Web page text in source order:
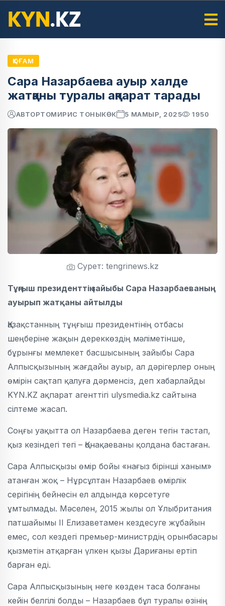
ҚОҒАМ
Сара Назарбаева ауыр халде
жатқаны туралы ақпарат тарады
АВТОРТОМИРИС ТОНЫКӨК 5 МАМЫР, 2025 1950
Сурет: tengrinews.kz
Тұңғыш президенттің зайыбы Сара Назарбаеваның
ауырып жатқаны айтылды
Қазақстанның тұңғыш президентінің отбасы
шеңберіне жақын дереккөздің мәліметінше,
бұрынғы мемлекет басшысының зайыбы Сара
Алпысқызының жағдайы ауыр, ал дәрігерлер оның
өмірін сақтап қалуға дәрменсіз, деп хабарлайды
KYN.KZ ақпарат агенттігі ulysmedia.kz сайтына
сілтеме жасап.
Соңғы уақытта ол Назарбаева деген тегін тастап,
қыз кезіндегі тегі – Қонақаеваны қолдана бастаған.
Сара Алпысқызы өмір бойы «нағыз бірінші ханым»
атанған жоқ – Нұрсұлтан Назарбаев өмірлік
серігінің бейнесін ел алдында көрсетуге
ұмтылмады. Мәселен, 2015 жылы ол Ұлыбритания
патшайымы ІІ Елизаветамен кездесуге жұбайын
емес, сол кездегі премьер-министрдің орынбасары
қызметін атқарған үлкен қызы Дариғаны ертіп
барған еді.
Сара Алпысқызының неге көзден таса болғаны
кейін белгілі болды – Назарбаев бұл туралы өзінің